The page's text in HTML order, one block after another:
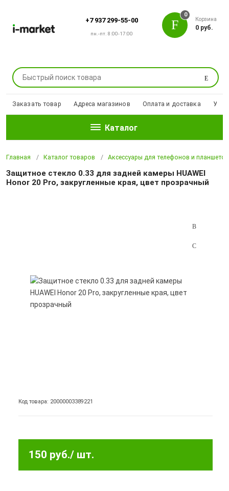
+7 937 299-55-00
пн.-пт. 8:00-17:00
Поиск
0
Корзина
0 руб.
Заказать товар Адреса магазинов Оплата и доставка
Каталог
Главная Каталог товаров Аксессуары для телефонов и планшетов
Защитное стекло 0.33 для задней камеры HUAWEI
Honor 20 Pro, закругленные края, цвет прозрачный
Код товара: 20000003389221
150 руб./ шт.